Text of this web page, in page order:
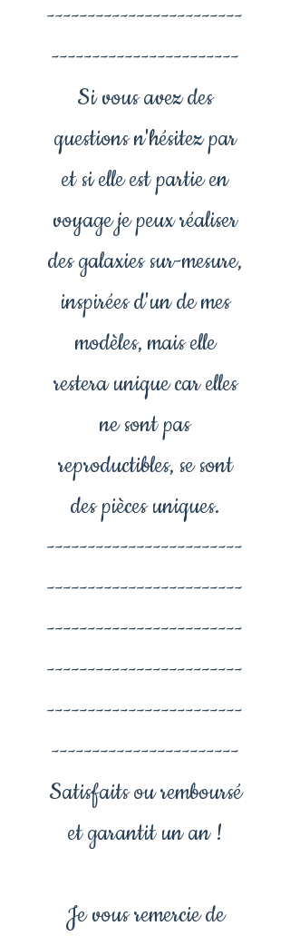
------------------------
-----------------------
Si vous avez des
questions n'hésitez par
et si elle est partie en
voyage je peux réaliser
des galaxies sur-mesure,
inspirées d'un de mes
modèles, mais elle
restera unique car elles
ne sont pas
reproductibles, se sont
des pièces uniques.
------------------------
------------------------
------------------------
------------------------
------------------------
-----------------------
Satisfaits ou remboursé
et garantit un an !
Je vous remercie de